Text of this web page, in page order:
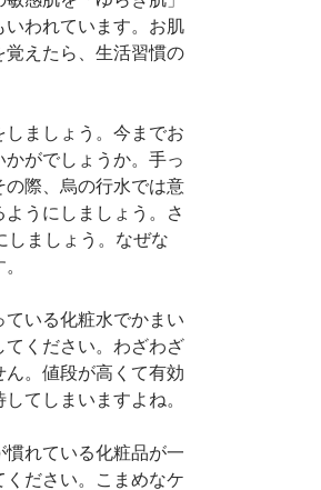
われています。お肌
えたら、生活習慣の
ましょう。今までお
がでしょうか。手っ
際、烏の行水では意
うにしましょう。さ
しましょう。なぜな
いる化粧水でかまい
てください。わざわざ
。値段が高くて有効
てしまいますよね。
れている化粧品が一
ださい。こまめなケ